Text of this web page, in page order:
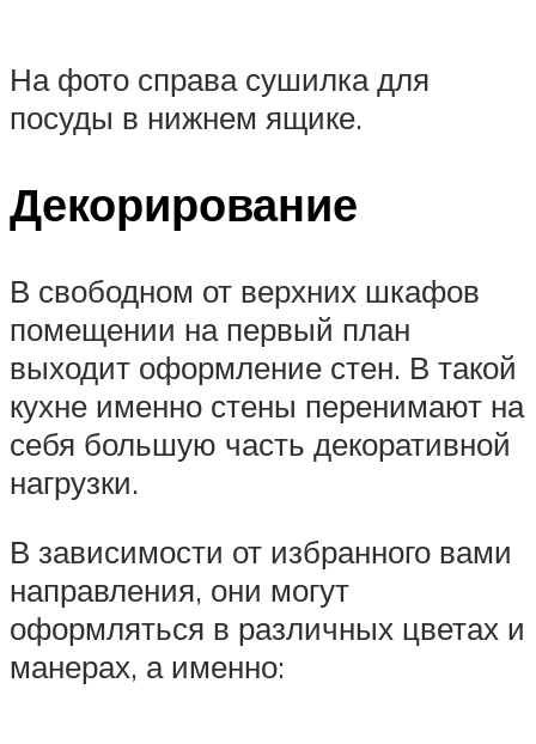
На фото справа сушилка для
посуды в нижнем ящике.
Декорирование
В свободном от верхних шкафов
помещении на первый план
выходит оформление стен. В такой
кухне именно стены перенимают на
себя большую часть декоративной
нагрузки.
В зависимости от избранного вами
направления, они могут
оформляться в различных цветах и
манерах, а именно: